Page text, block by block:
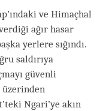
ve Himaçhal
ağır hasar
yerlere sığındı.
saldırıya
güvenli
Ngari’ye akın